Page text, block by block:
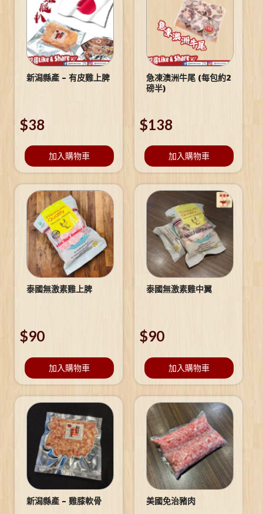
新潟縣產 – 有皮雞上脾
$38
加入購物車
急凍澳洲牛尾 (每包約2
磅半)
$138
加入購物車
泰國無激素雞上脾
$90
加入購物車
泰國無激素雞中翼
$90
加入購物車
新潟縣產 – 雞膝軟骨 美國免治豬肉